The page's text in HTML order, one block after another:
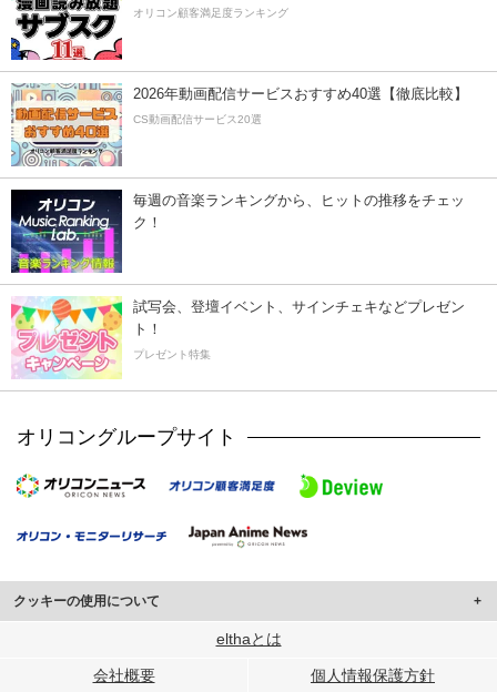
オリコン顧客満足度ランキング
2026年動画配信サービスおすすめ40選【徹底比較】
CS動画配信サービス20選
毎週の音楽ランキングから、ヒットの推移をチェッ
ク！
試写会、登壇イベント、サインチェキなどプレゼン
ト！
プレゼント特集
オリコングループサイト
クッキーの使用について
このサイトでは Cookie を使用して、ユーザーに合わせたコンテンツや広告の
行っています。
elthaとは
会社概要 個人情報保護方針